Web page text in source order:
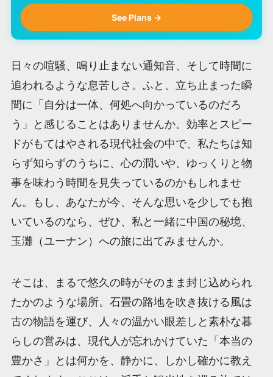
See Plans →
日々の喧騒、鳴り止まない通知音、そして時間に
追われるような息苦しさ。ふと、立ち止まった瞬
間に「自分は一体、何処へ向かっているのだろ
う」と感じることはありませんか。効率とスピー
ドがもてはやされる現代社会の中で、私たちは知
らず知らずのうちに、心の潤いや、ゆっくりと物
事を味わう時間を見失っているのかもしれませ
ん。もし、あなたが今、そんな思いを少しでも抱
いているのなら、ぜひ、私と一緒に中国の秘境、
玉灘（ユーナン）への旅に出てみませんか。
そこは、まるで悠久の時がそのまま封じ込められ
たかのような場所。石畳の路地を吹き抜ける風は
古の物語を運び、人々の温かい眼差しと素朴な暮
らしの営みは、現代人が忘れかけていた「本当の
豊かさ」とは何かを、静かに、しかし確かに教え